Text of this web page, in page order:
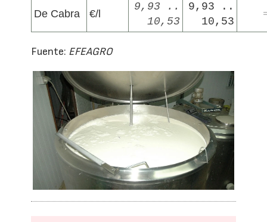
De Cabra €/l
9,93 ..
10,53
9,93 ..
10,53
Fuente: EFEAGRO